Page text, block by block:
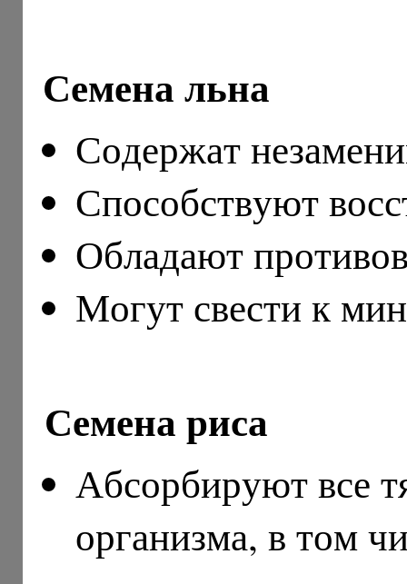
Семена льна
Содержат
Способствуют
Обладают
Могут свести к
Семена риса
Абсорбируют все
организма, в том